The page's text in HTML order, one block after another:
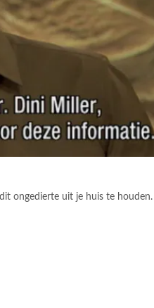
ongedierte uit je huis te houden.